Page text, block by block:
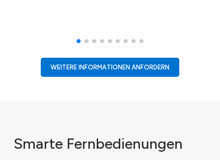
WEITERE INFORMATIONEN ANFORDERN
Smarte Fernbedienungen